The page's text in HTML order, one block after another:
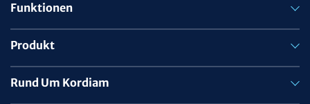
Funktionen
Produkt
Rund Um Kordiam